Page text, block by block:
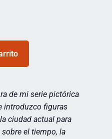
de mi serie pictórica
introduzco figuras
ciudad actual para
el tiempo, la